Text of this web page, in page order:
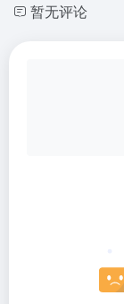
暂无评论